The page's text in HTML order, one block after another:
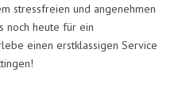
stressfreien und angenehmen
noch heute für ein
einen erstklassigen Service